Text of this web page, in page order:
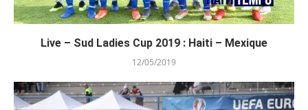
Live – Sud Ladies Cup 2019 : Haiti – Mexique
12/05/2019